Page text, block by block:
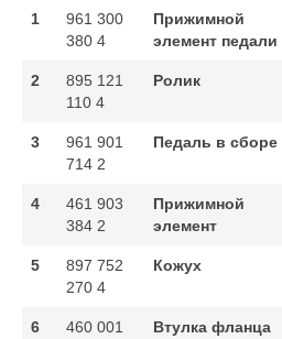
1
961 300
380 4
Прижимной
элемент педали
2
895 121
110 4
Ролик
3
961 901
714 2
Педаль в сборе
4
461 903
384 2
Прижимной
элемент
5
897 752
270 4
Кожух
6
460 001
Втулка фланца